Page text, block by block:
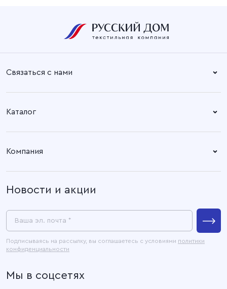
Связаться с нами
+7 (4932) 58-14-67
Время работы:
Пн. – Пт: 8.30 – 17.00
Адрес офиса:
Каталог
Компания
Пресс-центр
Контакты
Карта сайта
Новости и акции
Ваша эл. почта *
Подписываясь на рассылку, вы соглашаетесь с условиями политики
конфиденциальности
Мы в соцсетях